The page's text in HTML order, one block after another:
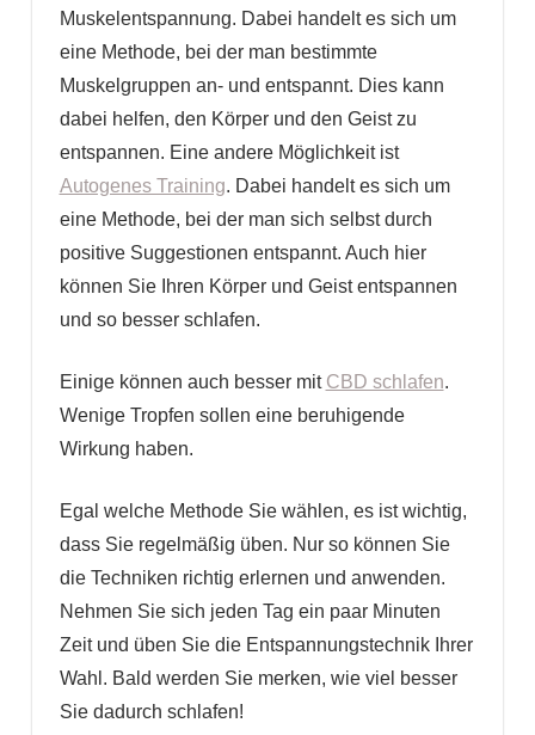
Muskelentspannung. Dabei handelt es sich um
eine Methode, bei der man bestimmte
Muskelgruppen an- und entspannt. Dies kann
dabei helfen, den Körper und den Geist zu
entspannen. Eine andere Möglichkeit ist
Autogenes Training. Dabei handelt es sich um
eine Methode, bei der man sich selbst durch
positive Suggestionen entspannt. Auch hier
können Sie Ihren Körper und Geist entspannen
und so besser schlafen.
Einige können auch besser mit CBD schlafen.
Wenige Tropfen sollen eine beruhigende
Wirkung haben.
Egal welche Methode Sie wählen, es ist wichtig,
dass Sie regelmäßig üben. Nur so können Sie
die Techniken richtig erlernen und anwenden.
Nehmen Sie sich jeden Tag ein paar Minuten
Zeit und üben Sie die Entspannungstechnik Ihrer
Wahl. Bald werden Sie merken, wie viel besser
Sie dadurch schlafen!